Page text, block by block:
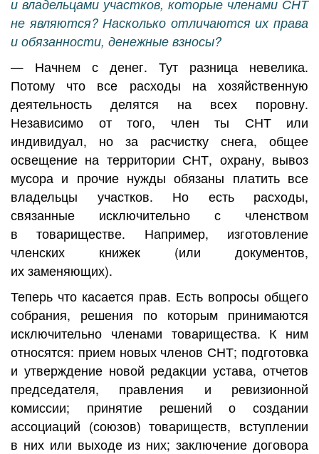
и владельцами участков, которые членами СНТ
не являются? Насколько отличаются их права
и обязанности, денежные взносы?
— Начнем с денег. Тут разница невелика.
Потому что все расходы на хозяйственную
деятельность делятся на всех поровну.
Независимо от того, член ты СНТ или
индивидуал, но за расчистку снега, общее
освещение на территории СНТ, охрану, вывоз
мусора и прочие нужды обязаны платить все
владельцы участков. Но есть расходы,
связанные исключительно с членством
в товариществе. Например, изготовление
членских книжек (или документов,
их заменяющих).
Теперь что касается прав. Есть вопросы общего
собрания, решения по которым принимаются
исключительно членами товарищества. К ним
относятся: прием новых членов СНТ; подготовка
и утверждение новой редакции устава, отчетов
председателя, правления и ревизионной
комиссии; принятие решений о создании
ассоциаций (союзов) товариществ, вступлении
в них или выходе из них; заключение договора